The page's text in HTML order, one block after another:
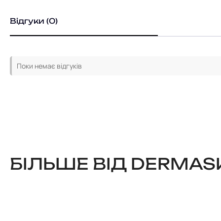
Відгуки (0)
Поки немає відгуків
БІЛЬШЕ ВІД